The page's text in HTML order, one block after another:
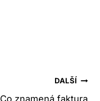
DALŠÍ